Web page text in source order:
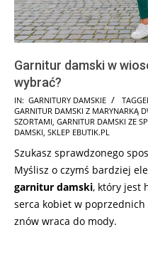
Garnitur damski w
wybrać?
2026-
05-
09
IN: GARNITURY DAMSKIE
GARNITUR DAMSKI Z MARYNARKĄ
SZORTAMI, GARNITUR DAMSKI ZE
DAMSKI, SKLEP EBUTIK.PL
Szukasz sprawdzonego
Myślisz o czymś bardziej
garnitur damski, który jest
serca kobiet w
znów wraca do mody.